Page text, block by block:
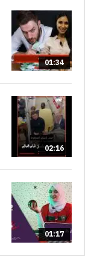
01:34
02:16
01:17